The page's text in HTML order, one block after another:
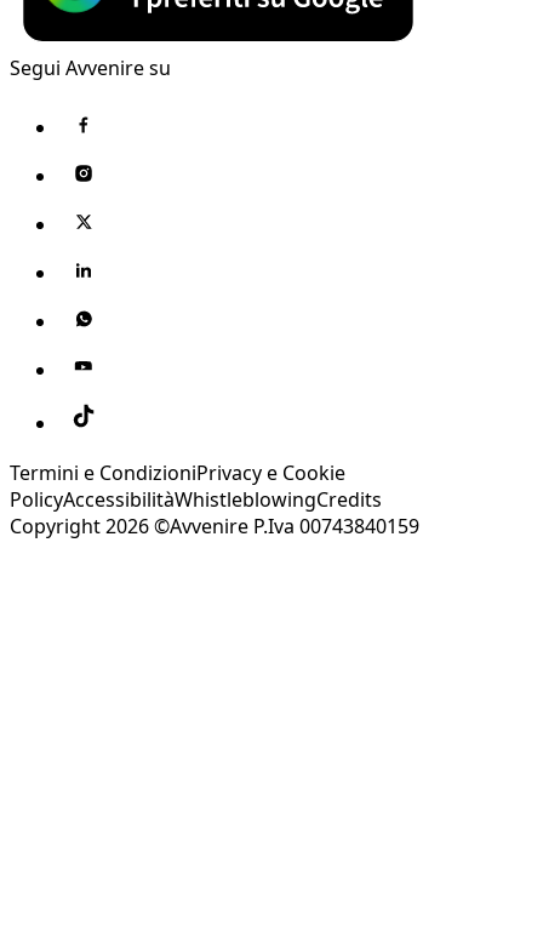
Segui Avvenire su
Termini e CondizioniPrivacy e Cookie
PolicyAccessibilitàWhistleblowingCredits
Copyright 2026 ©Avvenire P.Iva 00743840159